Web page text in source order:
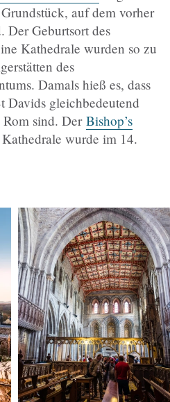
auf dem vorher
Der Geburtsort des
Kathedrale wurden so zu
des
Damals hieß es, dass
Davids gleichbedeutend
sind. Der Bishop’s
wurde im 14.